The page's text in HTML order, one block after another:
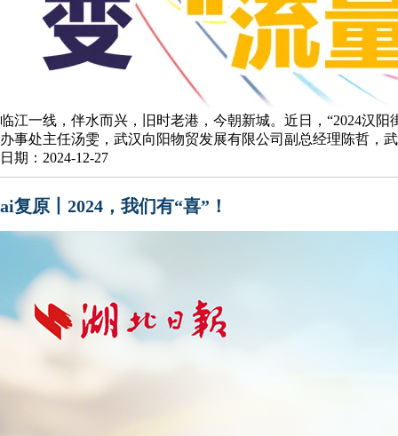
临江一线，伴水而兴，旧时老港，今朝新城。近日，“2024汉
办事处主任汤雯，武汉向阳物贸发展有限公司副总经理陈哲，
日期：2024-12-27
ai复原丨2024，我们有“喜”！